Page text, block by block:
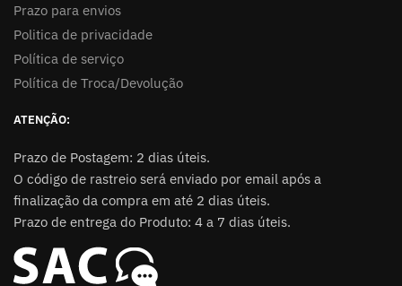
Prazo para envios
Politica de privacidade
Política de serviço
Política de Troca/Devolução
ATENÇÃO:
Prazo de Postagem: 2 dias úteis.
O código de rastreio será enviado por email após a
finalização da compra em até 2 dias úteis.
Prazo de entrega do Produto: 4 a 7 dias úteis.